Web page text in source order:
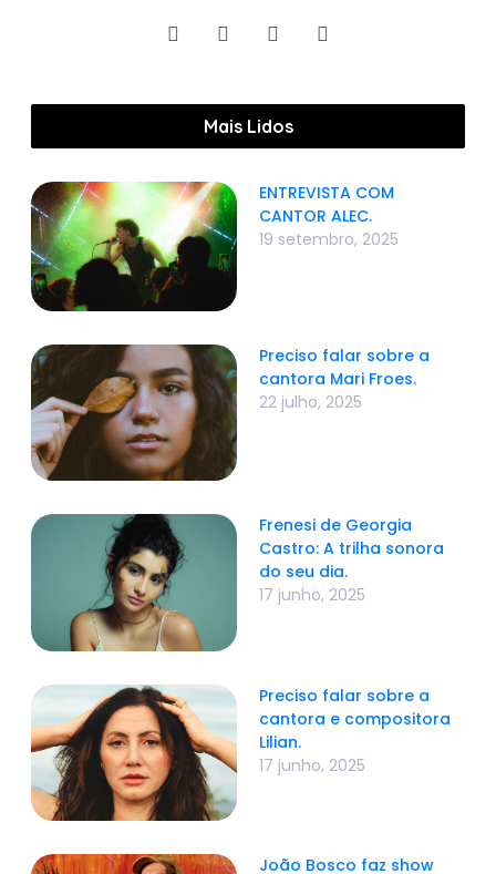
Mais Lidos
ENTREVISTA COM
CANTOR ALEC.
19 setembro, 2025
Preciso falar sobre a
cantora Mari Froes.
22 julho, 2025
Frenesi de Georgia
Castro: A trilha sonora
do seu dia.
17 junho, 2025
Preciso falar sobre a
cantora e compositora
Lilian.
17 junho, 2025
João Bosco faz show